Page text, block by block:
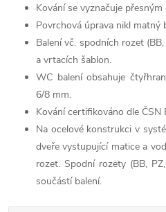
Kování se vyznačuje
Povrchová úprava nikl matný
Balení vč. spodních rozet
a vrtacích šablon.
WC balení obsahuje
6/8 mm.
Kování certifikováno dle
Na ocelové konstrukci v
dveře vystupující matice a
rozet. Spodní rozety (BB,
součástí balení.